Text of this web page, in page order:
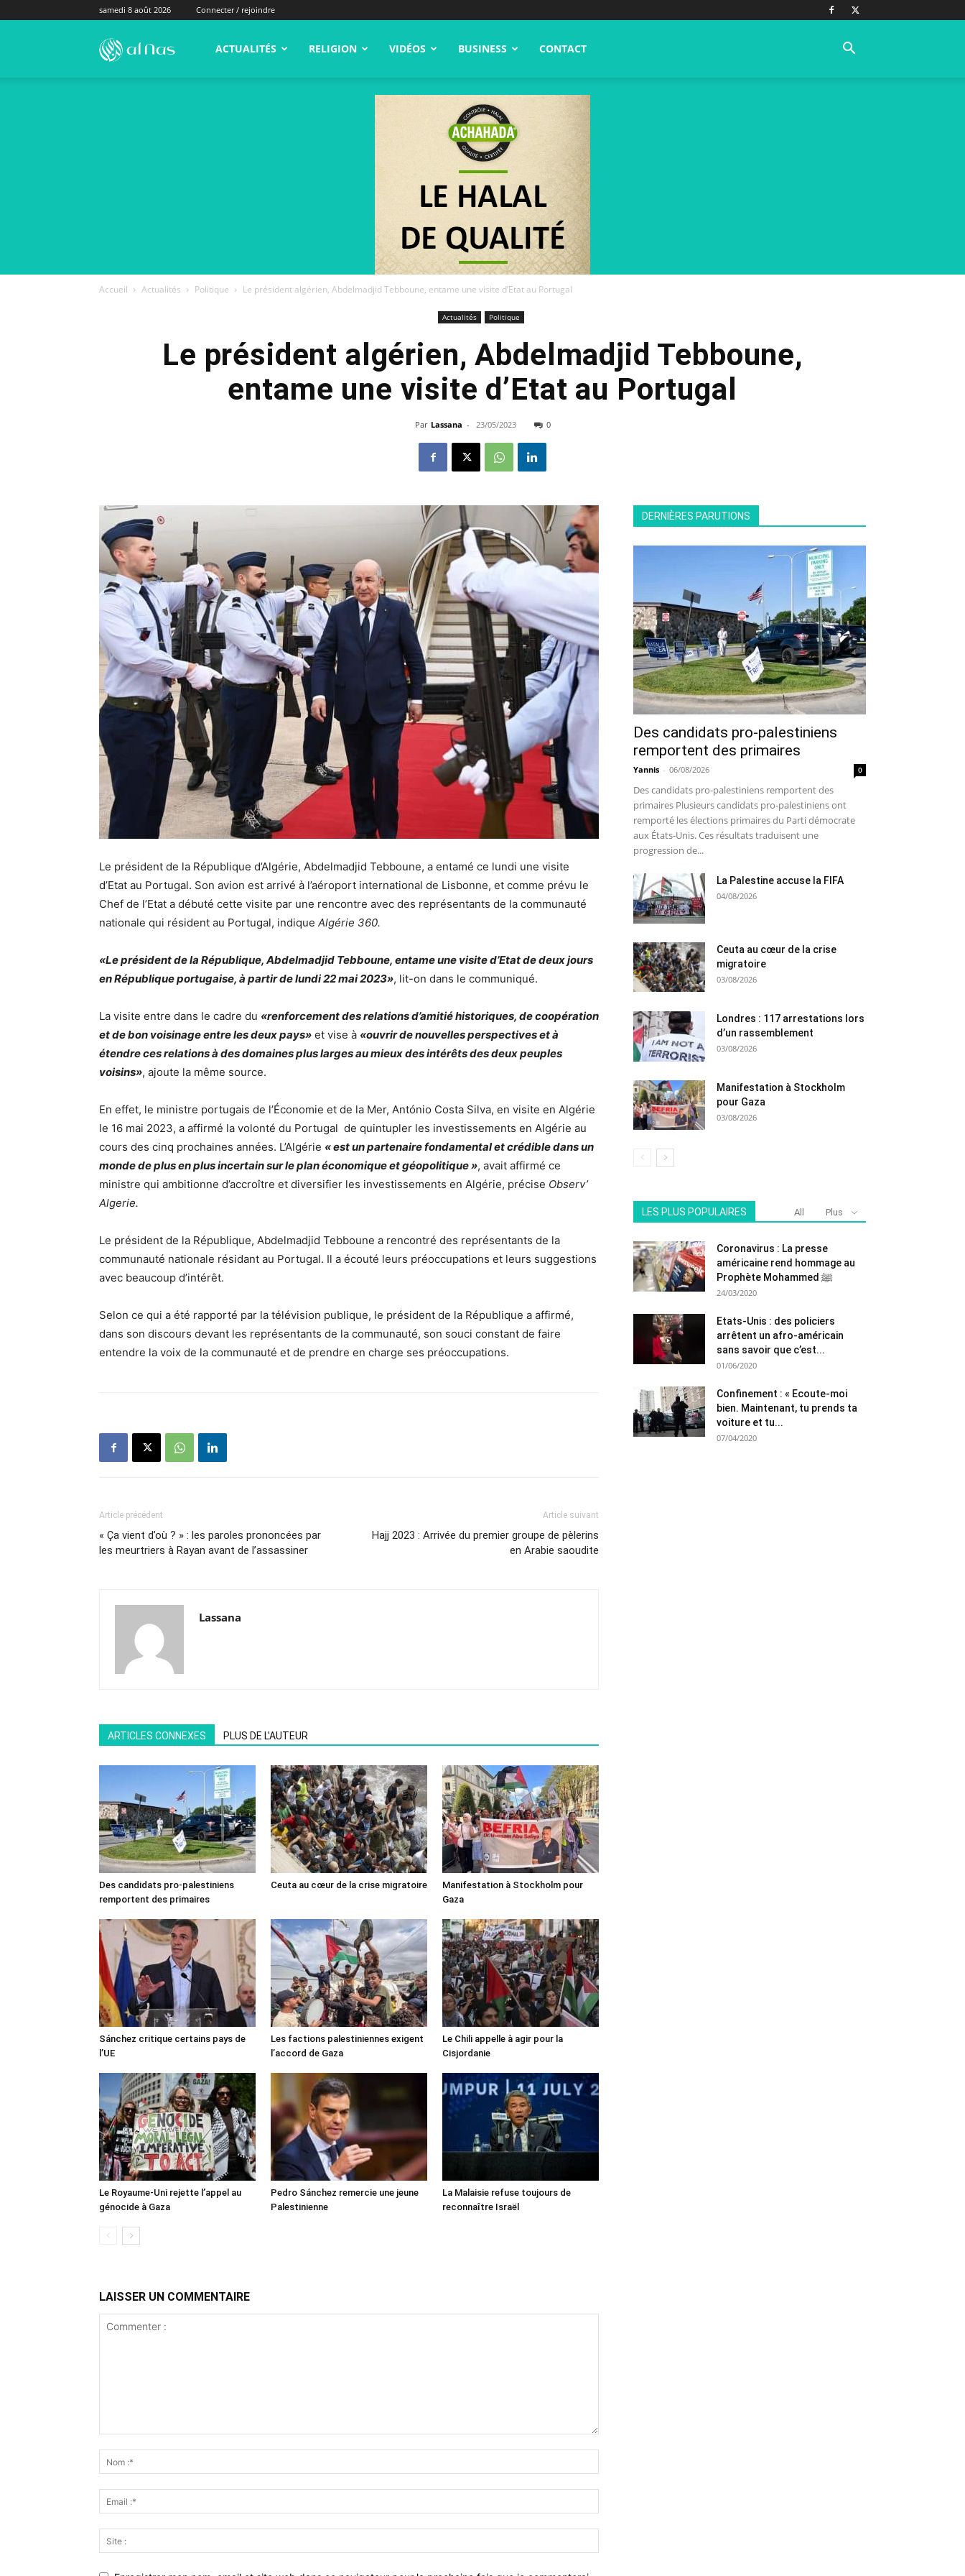
samedi 8 août 2026 Connecter / rejoindre
alNas.fr ACTUALITÉS RELIGION VIDÉOS BUSINESS CONTACT
Accueil Actualités Politique Le président algérien, Abdelmadjid Tebboune, entame une visite d’Etat au Portugal
Actualités Politique
Le président algérien, Abdelmadjid Tebboune,
entame une visite d’Etat au Portugal
Par Lassana - 23/05/2023 0
Le président de la République d’Algérie, Abdelmadjid Tebboune, a entamé ce lundi une visite
d’Etat au Portugal. Son avion est arrivé à l’aéroport international de Lisbonne, et comme prévu le
Chef de l’Etat a débuté cette visite par une rencontre avec des représentants de la communauté
nationale qui résident au Portugal, indique Algérie 360.
«Le président de la République, Abdelmadjid Tebboune, entame une visite d’Etat de deux jours
en République portugaise, à partir de lundi 22 mai 2023», lit-on dans le communiqué.
La visite entre dans le cadre du «renforcement des relations d’amitié historiques, de coopération
et de bon voisinage entre les deux pays» et vise à «ouvrir de nouvelles perspectives et à
étendre ces relations à des domaines plus larges au mieux des intérêts des deux peuples
voisins», ajoute la même source.
En effet, le ministre portugais de l’Économie et de la Mer, António Costa Silva, en visite en Algérie
le 16 mai 2023, a affirmé la volonté du Portugal de quintupler les investissements en Algérie au
cours des cinq prochaines années. L’Algérie « est un partenaire fondamental et crédible dans un
monde de plus en plus incertain sur le plan économique et géopolitique », avait affirmé ce
ministre qui ambitionne d’accroître et diversifier les investissements en Algérie, précise Observ’
Algerie.
Le président de la République, Abdelmadjid Tebboune a rencontré des représentants de la
communauté nationale résidant au Portugal. Il a écouté leurs préoccupations et leurs suggestions
avec beaucoup d’intérêt.
Selon ce qui a été rapporté par la télévision publique, le président de la République a affirmé,
dans son discours devant les représentants de la communauté, son souci constant de faire
entendre la voix de la communauté et de prendre en charge ses préoccupations.
Article précédent
« Ça vient d’où ? » : les paroles prononcées par
les meurtriers à Rayan avant de l’assassiner
Article suivant
Hajj 2023 : Arrivée du premier groupe de pèlerins
en Arabie saoudite
Lassana
ARTICLES CONNEXES PLUS DE L'AUTEUR
Des candidats pro-palestiniens
remportent des primaires
Ceuta au cœur de la crise migratoire
Manifestation à Stockholm pour
Gaza
Sánchez critique certains pays de
l’UE
Les factions palestiniennes exigent
l’accord de Gaza
Le Chili appelle à agir pour la
Cisjordanie
Le Royaume-Uni rejette l’appel au
génocide à Gaza
Pedro Sánchez remercie une jeune
Palestinienne
La Malaisie refuse toujours de
reconnaître Israël
LAISSER UN COMMENTAIRE
DERNIÈRES PARUTIONS
Des candidats pro-palestiniens
remportent des primaires
Yannis - 06/08/2026 0
Des candidats pro-palestiniens remportent des
primaires Plusieurs candidats pro-palestiniens ont
remporté les élections primaires du Parti démocrate
aux États-Unis. Ces résultats traduisent une
progression de...
La Palestine accuse la FIFA
04/08/2026
Ceuta au cœur de la crise
migratoire
03/08/2026
Londres : 117 arrestations lors
d’un rassemblement
03/08/2026
Manifestation à Stockholm
pour Gaza
03/08/2026
LES PLUS POPULAIRES All Plus
Coronavirus : La presse
américaine rend hommage au
Prophète Mohammed ﷺ
24/03/2020
Etats-Unis : des policiers
arrêtent un afro-américain
sans savoir que c’est...
01/06/2020
Confinement : « Ecoute-moi
bien. Maintenant, tu prends ta
voiture et tu...
07/04/2020